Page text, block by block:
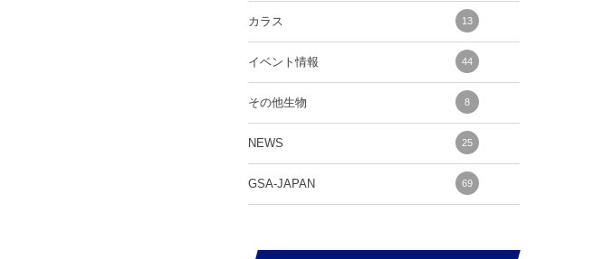
カラス 13
イベント情報 44
その他生物 8
NEWS 25
GSA-JAPAN 69